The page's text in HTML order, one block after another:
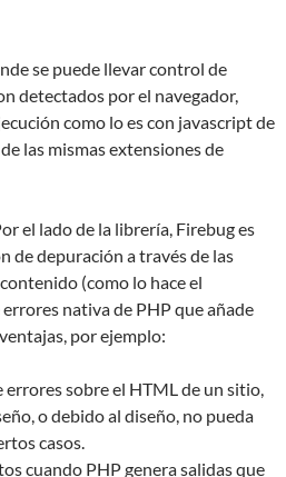
se puede llevar control de
detectados por el navegador,
como lo es con javascript de
las mismas extensiones de
el lado de la librería, Firebug es
de depuración a través de las
(como lo hace el
nativa de PHP que añade
por ejemplo:
errores sobre el HTML de un sitio,
o debido al diseño, no pueda
casos.
cuando PHP genera salidas que